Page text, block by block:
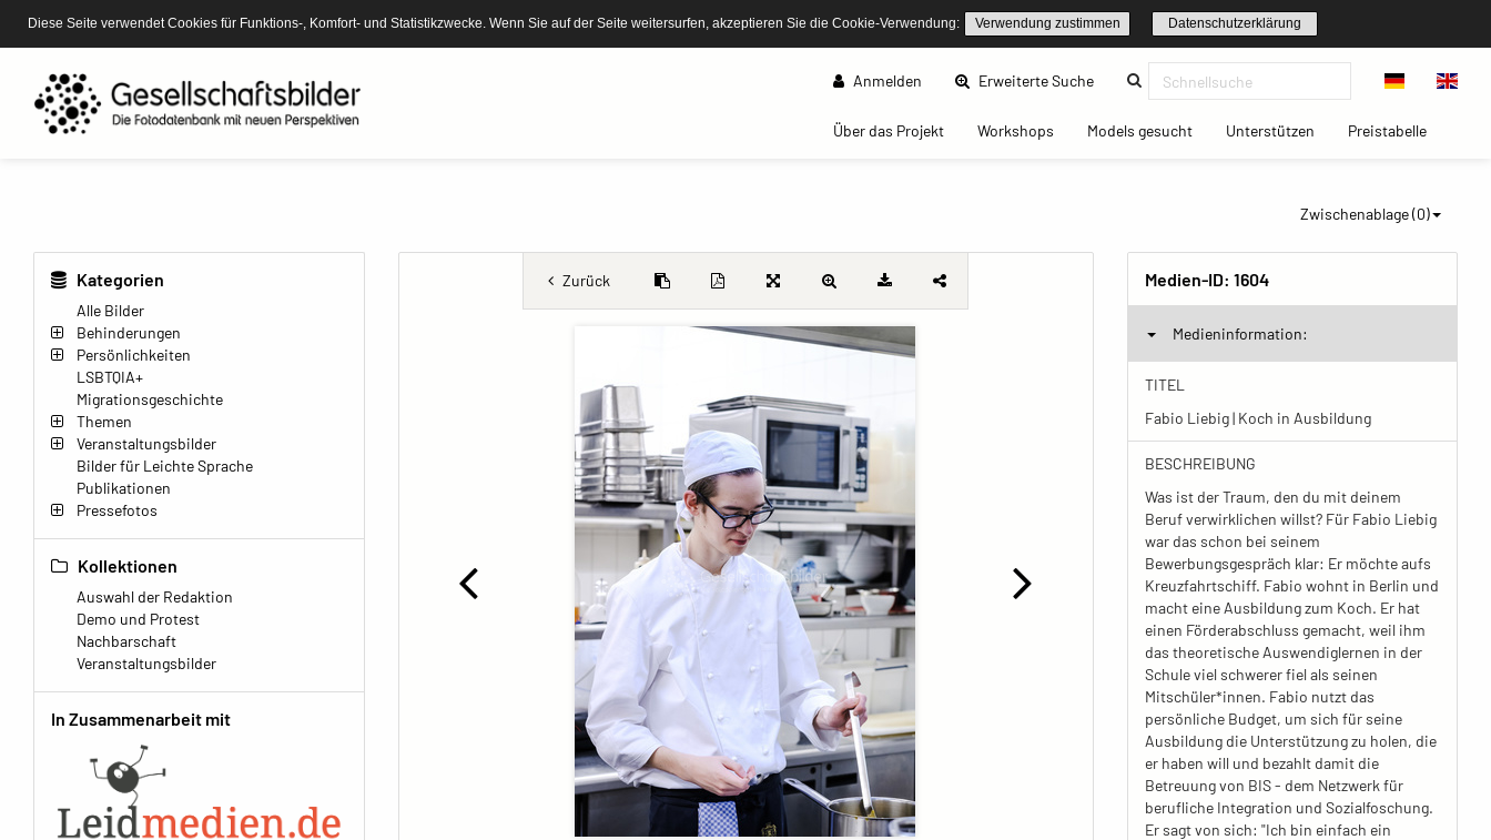
Diese Seite verwendet Cookies für Funktions-, Komfort- und Statistikzwecke. Wenn Sie auf der Seite weitersurfen, akzeptieren Sie die Cookie-Verwendung: Verwendung zustimmen Datenschutzerklärung
Anmelden Erweiterte Suche(current)
Über das Projekt(current)Workshops(current)Models gesucht(current)Unterstützen(current)Preistabelle(current)
Zwischenablage (0)
Kategorien
Alle Bilder
Behinderungen
Persönlichkeiten
LSBTQIA+
Migrationsgeschichte
Themen
Veranstaltungsbilder
Bilder für Leichte Sprache
Publikationen
Pressefotos
Kollektionen
Auswahl der Redaktion
Demo und Protest
Nachbarschaft
Veranstaltungsbilder
In Zusammenarbeit mit
Zurück Medien-ID: 1604
Medieninformation:
TITEL
Fabio Liebig | Koch in Ausbildung
BESCHREIBUNG
Was ist der Traum, den du mit deinem
Beruf verwirklichen willst? Für Fabio Liebig
war das schon bei seinem
Bewerbungsgespräch klar: Er möchte aufs
Kreuzfahrtschiff. Fabio wohnt in Berlin und
macht eine Ausbildung zum Koch. Er hat
einen Förderabschluss gemacht, weil ihm
das theoretische Auswendiglernen in der
Schule viel schwerer fiel als seinen
Mitschüler*innen. Fabio nutzt das
persönliche Budget, um sich für seine
Ausbildung die Unterstützung zu holen, die
er haben will und bezahlt damit die
Betreuung von BIS - dem Netzwerk für
berufliche Integration und Sozialfoschung.
Er sagt von sich: "Ich bin einfach ein